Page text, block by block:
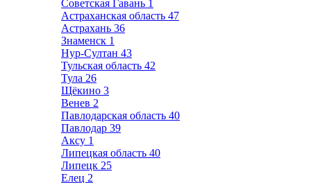
Советская Гавань 1
Астраханская область 47
Астрахань 36
Знаменск 1
Нур-Султан 43
Тульская область 42
Тула 26
Щёкино 3
Венев 2
Павлодарская область 40
Павлодар 39
Аксу 1
Липецкая область 40
Липецк 25
Елец 2